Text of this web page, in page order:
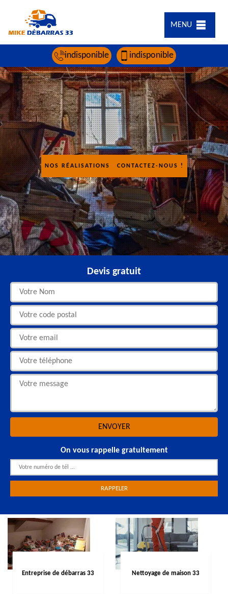
MENU
indisponible indisponible
NOS RÉALISATIONS CONTACTEZ-NOUS !
Devis gratuit
On vous rappelle gratuitement
Entreprise de débarras 33 Nettoyage de maison 33